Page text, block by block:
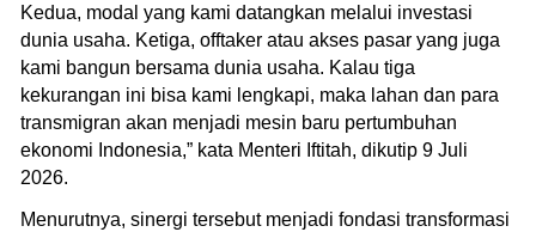
Kedua, modal yang kami datangkan melalui investasi
dunia usaha. Ketiga, offtaker atau akses pasar yang juga
kami bangun bersama dunia usaha. Kalau tiga
kekurangan ini bisa kami lengkapi, maka lahan dan para
transmigran akan menjadi mesin baru pertumbuhan
ekonomi Indonesia,” kata Menteri Iftitah, dikutip 9 Juli
2026.
Menurutnya, sinergi tersebut menjadi fondasi transformasi